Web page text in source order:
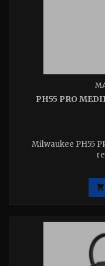
PH55 PRO
Milwaukee PH55
